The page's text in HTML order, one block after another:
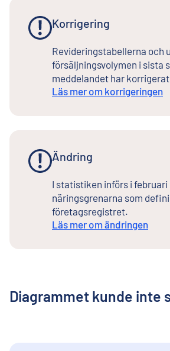
Korrigering
Revideringstabellerna och
försäljningsvolymen i sista
meddelandet har
Läs mer om korrigeringen
Ändring
I statistiken införs i februari
näringsgrenarna som
företagsregistret.
Läs mer om ändringen
Diagrammet kunde inte